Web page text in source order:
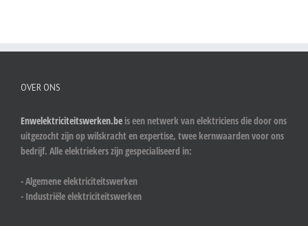
OVER ONS
Enwelektriciteitswerken.be is een netwerk van elektriciens die door ons
uitgezocht zijn op wilskracht en expertise, twee kernwaarden voor ons
bedrijf. Alle elektriekers zijn gespecialiseerd in:
- Algemene elektriciteitswerken
- Industriële elektriciteitswerken